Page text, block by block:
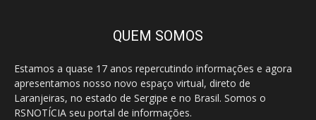
QUEM SOMOS
Estamos a quase 17 anos repercutindo informações e agora
apresentamos nosso novo espaço virtual, direto de
Laranjeiras, no estado de Sergipe e no Brasil. Somos o
RSNOTÍCIA seu portal de informações.